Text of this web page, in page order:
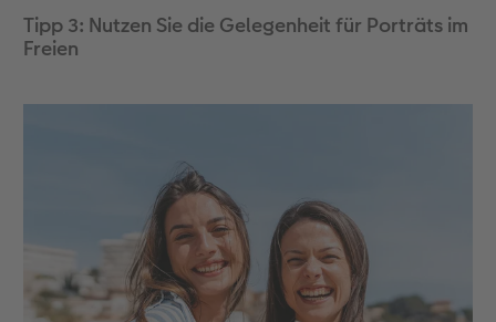
Tipp 3: Nutzen Sie die Gelegenheit für Porträts im
Freien